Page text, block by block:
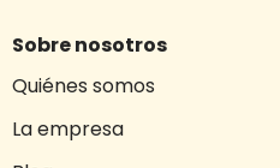
Sobre nosotros
Quiénes somos
La empresa